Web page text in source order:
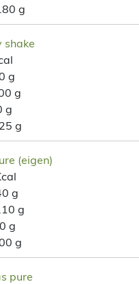
g
shake
g
g
g
g
(eigen)
g
g
g
g
pure